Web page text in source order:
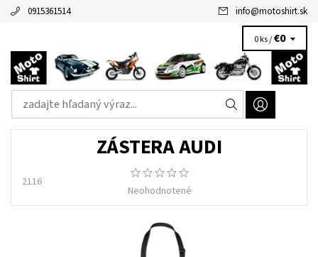
0915361514 info@motoshirt.sk
0 ks /€0
ZÁSTERA AUDI
2116
Neohodnotené